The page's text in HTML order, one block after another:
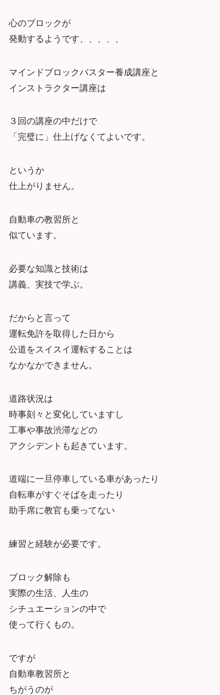
心のブロックが
発動するようです、、、、、
マインドブロックバスター養成講座と
インストラクター講座は
３回の講座の中だけで
「完璧に」仕上げなくてよいです。
というか
仕上がりません。
自動車の教習所と
似ています。
必要な知識と技術は
講義、実技で学ぶ。
だからと言って
運転免許を取得した日から
公道をスイスイ運転することは
なかなかできません。
道路状況は
時事刻々と変化していますし
工事や事故渋滞などの
アクシデントも起きています。
道端に一旦停車している車があったり
自転車がすぐそばを走ったり
助手席に教官も乗ってない
練習と経験が必要です。
ブロック解除も
実際の生活、人生の
シチュエーションの中で
使って行くもの。
ですが
自動車教習所と
ちがうのが